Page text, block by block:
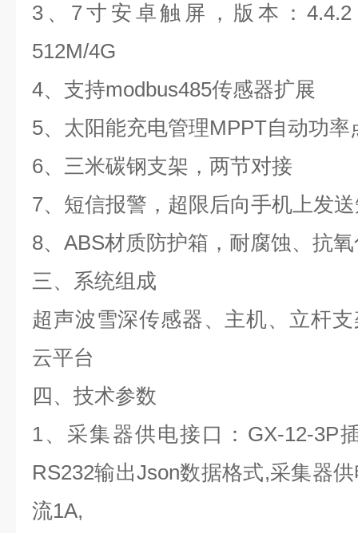
3 、 7寸安卓触屏，版本：4.4.2
512M/4G
4、支持modbus485传感器扩展
5、太阳能充电管理MPPT自动功率
6、三米碳钢支架，两节对接
7、短信报警，超限后向手机上发
8、 ABS材质防护箱，耐腐蚀、抗
三、系统组成
超声波雪深传感器、主机、立杆
云平台
四、技术参数
1、采集器供电接口： GX-12-3P
RS232输出Json数据格式,采集器
流1A,